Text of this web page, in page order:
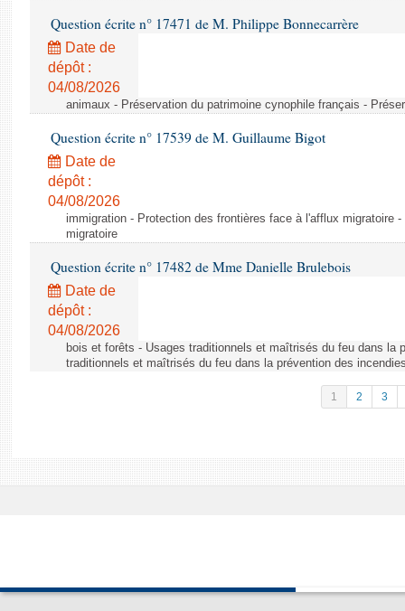
Question écrite n° 17471 de M. Philippe Bonnecarrère
Date de
dépôt :
04/08/2026
animaux - Préservation du patrimoine cynophile français -
Question écrite n° 17539 de M. Guillaume Bigot
Date de
dépôt :
04/08/2026
immigration - Protection des frontières face à l'afflux migratoire
migratoire
Question écrite n° 17482 de Mme Danielle Brulebois
Date de
dépôt :
04/08/2026
bois et forêts - Usages traditionnels et maîtrisés du feu dans la
traditionnels et maîtrisés du feu dans la prévention des
1 2 3